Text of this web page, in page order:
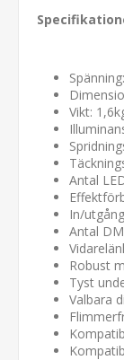
Vikt:
Antal
In/
Antal
Robust
Tyst
Valbara